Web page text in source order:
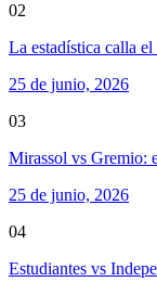
02
La estadística calla
25 de junio, 2026
03
Mirassol vs Gremio:
25 de junio, 2026
04
Estudiantes vs